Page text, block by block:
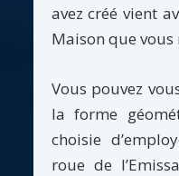
avez créé vient
Maison que vous
Vous pouvez
la forme
choisie
roue de